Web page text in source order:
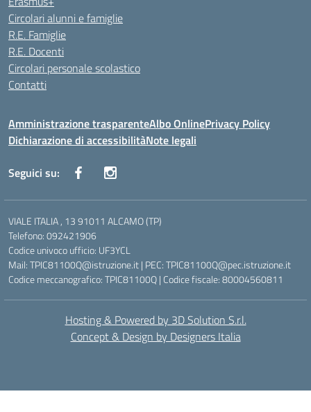
Circolari alunni e famiglie
R.E. Famiglie
R.E. Docenti
Circolari personale scolastico
Contatti
Amministrazione trasparenteAlbo OnlinePrivacy Policy
Dichiarazione di accessibilitàNote legali
Seguici su:
VIALE ITALIA , 13 91011 ALCAMO (TP)
Telefono: 092421906
Codice univoco ufficio: UF3YCL
Mail: TPIC81100Q@istruzione.it | PEC: TPIC81100Q@pec.istruzione.it
Codice meccanografico: TPIC81100Q | Codice fiscale: 80004560811
Hosting & Powered by 3D Solution S.r.l.
Concept & Design by Designers Italia